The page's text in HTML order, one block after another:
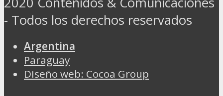
- Todos los derechos reservados
Argentina
Paraguay
Diseño web: Cocoa Group